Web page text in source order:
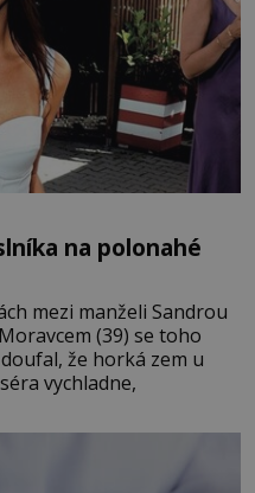
na polonahé
mezi manželi Sandrou
(39) se toho
že horká zem u
vychladne,